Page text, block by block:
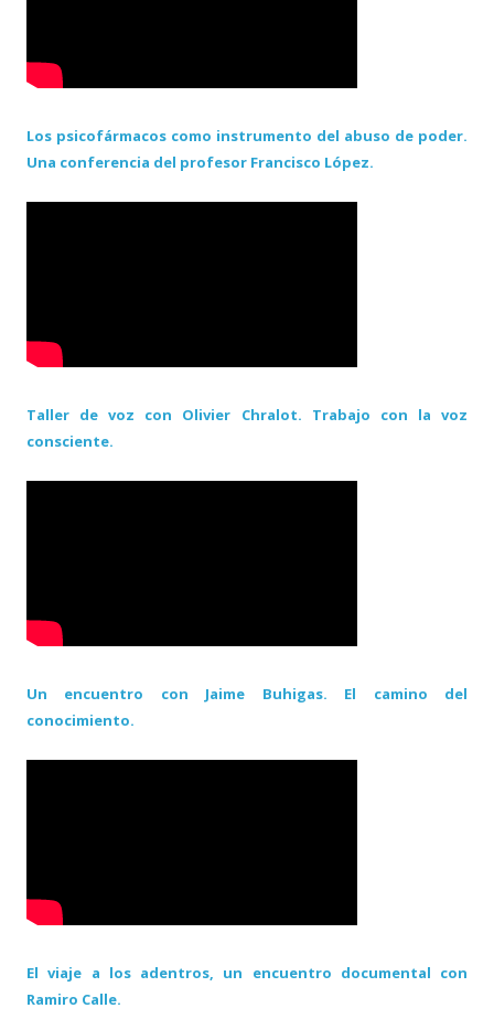
Los psicofármacos como instrumento del abuso de poder.
Una conferencia del profesor Francisco López.
Taller de voz con Olivier Chralot. Trabajo con la voz
consciente.
Un encuentro con Jaime Buhigas. El camino del
conocimiento.
El viaje a los adentros, un encuentro documental con
Ramiro Calle.